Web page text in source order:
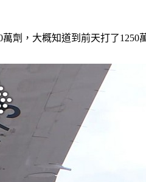
劑，大概知道到前天打了